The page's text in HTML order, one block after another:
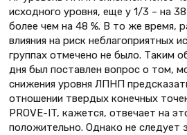
исходного уровня, еще у 1/3 – на
более чем на 48 %. В то же время,
влияния на риск неблагоприятных
группах отмечено не было. Таким
дня был поставлен вопрос о том,
снижения уровня ЛПНП
отношении твердых конечных
PROVE-IT, кажется, отвечает на
положительно. Однако не следует